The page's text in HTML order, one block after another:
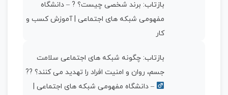
بازتاب: برند شخصی چیست؟ ? – دانشگاه
مفهومی شبکه های اجتماعی | آموزش کسب و
کار
بازتاب: چگونه شبکه های اجتماعی سلامت
جسم، روان و امنیت افراد را تهدید می کنند؟ ??‍
– دانشگاه مفهومی شبکه های اجتماعی |